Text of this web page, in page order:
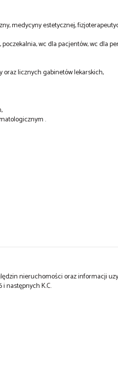
medycyny estetycznej,
wc dla pacjentów, wc dla
oraz licznych gabinetów lekarskich,
.
nieruchomości oraz informacji
następnych K.C.